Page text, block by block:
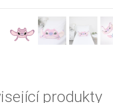
produkty